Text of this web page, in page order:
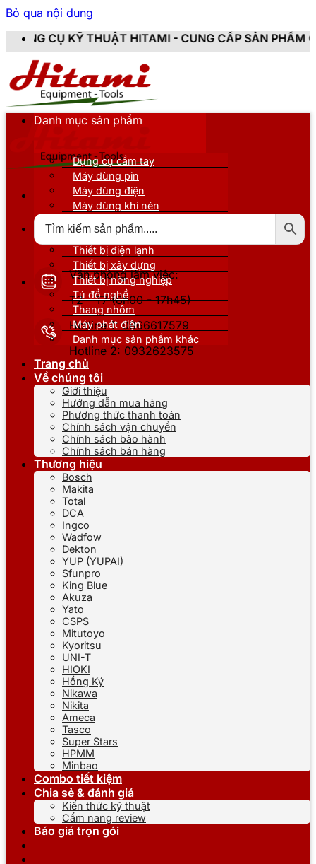
Bỏ qua nội dung
HITAMI - CUNG CẤP SẢN PHẨM CHÍNH HÃNG,
Văn phòng làm việc:
T2 - T7 (8h00 - 17h45)
Hotline 1: 0866617579
Hotline 2: 0932623575
Danh mục sản phẩm
Dụng cụ cầm tay
Máy dùng pin
Máy dùng điện
Máy dùng khí nén
Thiết bị nâng đỡ
Thiết bị điện lạnh
Thiết bị xây dựng
Thiết bị nông nghiệp
Tủ đồ nghề
Thang nhôm
Máy phát điện
Danh mục sản phẩm khác
Trang chủ
Về chúng tôi
Giới thiệu
Hướng dẫn mua hàng
Phương thức thanh toán
Chính sách vận chuyển
Chính sách bảo hành
Chính sách bán hàng
Thương hiệu
Bosch
Makita
Total
DCA
Ingco
Wadfow
Dekton
YUP (YUPAI)
Sfunpro
King Blue
Akuza
Yato
CSPS
Mitutoyo
Kyoritsu
UNI-T
HIOKI
Hồng Ký
Nikawa
Nikita
Ameca
Tasco
Super Stars
HPMM
Minbao
Combo tiết kiệm
Chia sẻ & đánh giá
Kiến thức kỹ thuật
Cẩm nang review
Báo giá trọn gói